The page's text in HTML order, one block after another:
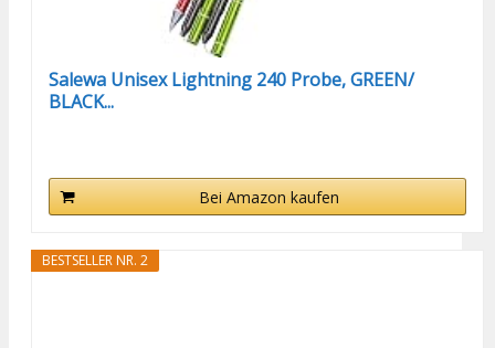
Salewa Unisex Lightning 240 Probe, GREEN/
BLACK...
Bei Amazon kaufen
BESTSELLER NR. 2